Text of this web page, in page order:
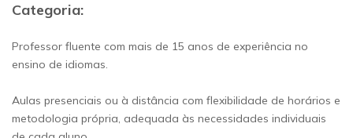
Categoria:
Professor fluente com mais de 15 anos de experiência no
ensino de idiomas.
Aulas presenciais ou à distância com flexibilidade de horários e
metodologia própria, adequada às necessidades individuais